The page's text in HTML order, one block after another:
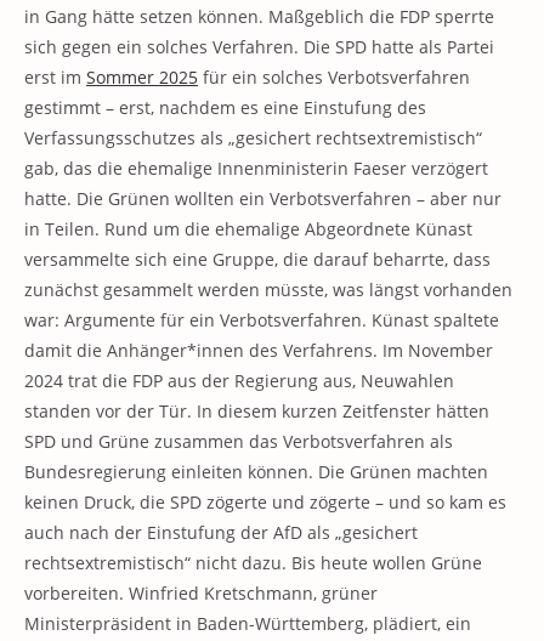
in Gang hätte setzen können. Maßgeblich die FDP sperrte
sich gegen ein solches Verfahren. Die SPD hatte als Partei
erst im Sommer 2025 für ein solches Verbotsverfahren
gestimmt – erst, nachdem es eine Einstufung des
Verfassungsschutzes als „gesichert rechtsextremistisch“
gab, das die ehemalige Innenministerin Faeser verzögert
hatte. Die Grünen wollten ein Verbotsverfahren – aber nur
in Teilen. Rund um die ehemalige Abgeordnete Künast
versammelte sich eine Gruppe, die darauf beharrte, dass
zunächst gesammelt werden müsste, was längst vorhanden
war: Argumente für ein Verbotsverfahren. Künast spaltete
damit die Anhänger*innen des Verfahrens. Im November
2024 trat die FDP aus der Regierung aus, Neuwahlen
standen vor der Tür. In diesem kurzen Zeitfenster hätten
SPD und Grüne zusammen das Verbotsverfahren als
Bundesregierung einleiten können. Die Grünen machten
keinen Druck, die SPD zögerte und zögerte – und so kam es
auch nach der Einstufung der AfD als „gesichert
rechtsextremistisch“ nicht dazu. Bis heute wollen Grüne
vorbereiten. Winfried Kretschmann, grüner
Ministerpräsident in Baden-Württemberg, plädiert, ein